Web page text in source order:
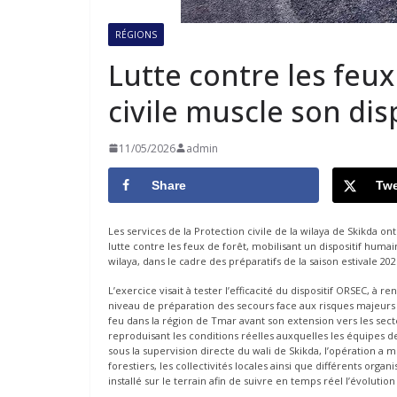
RÉGIONS
Lutte contre les
civile muscle son
11/05/2026 admin
Share
Les services de la Protection civile de la wilaya de Skikda
lutte contre les feux de forêt, mobilisant un dispositif
wilaya, dans le cadre des préparatifs de la saison estivale
L’exercice visait à tester l’efficacité du dispositif ORSEC,
niveau de préparation des secours face aux risques
feu dans la région de Tmar avant son extension vers les
reproduisant les conditions réelles auxquelles les équipes
sous la supervision directe du wali de Skikda, l’opération a
forestiers, les collectivités locales ainsi que différents
installé sur le terrain afin de suivre en temps réel